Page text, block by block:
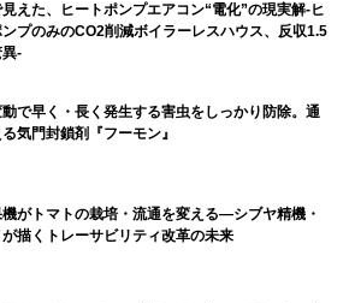
えた、ヒートポンプエアコン“電化”の現実解-ヒ
ンプのみのCO2削減ボイラーレスハウス、反収1.5
-
で早く・長く発生する害虫をしっかり防除。通
気門封鎖剤『フーモン』
がトマトの栽培・流通を変える―シブヤ精機・
が描くトレーサビリティ改革の未来